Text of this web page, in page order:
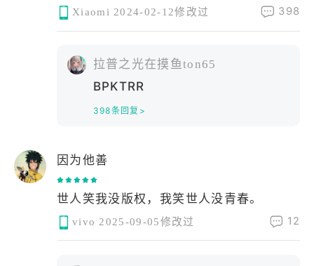
Xiaomi 2024-02-12修改过 398
拉普之光在摸鱼ton65
BPKTRR
398条回复>
因为他善
世人笑我没版权，我笑世人没青春。
vivo 2025-09-05修改过 12